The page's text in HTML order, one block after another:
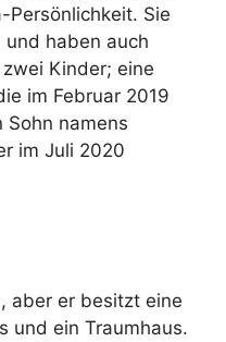
Persönlichkeit. Sie
haben auch
Kinder; eine
im Februar 2019
namens
im Juli 2020
aber er besitzt eine
und ein Traumhaus.